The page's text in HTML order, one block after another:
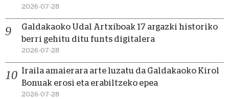
2026-07-28
Galdakaoko Udal Artxiboak 17 argazki historiko
berri gehitu ditu funts digitalera
2026-07-28
Iraila amaierara arte luzatu da Galdakaoko Kirol
Bonuak erosi eta erabiltzeko epea
2026-07-28